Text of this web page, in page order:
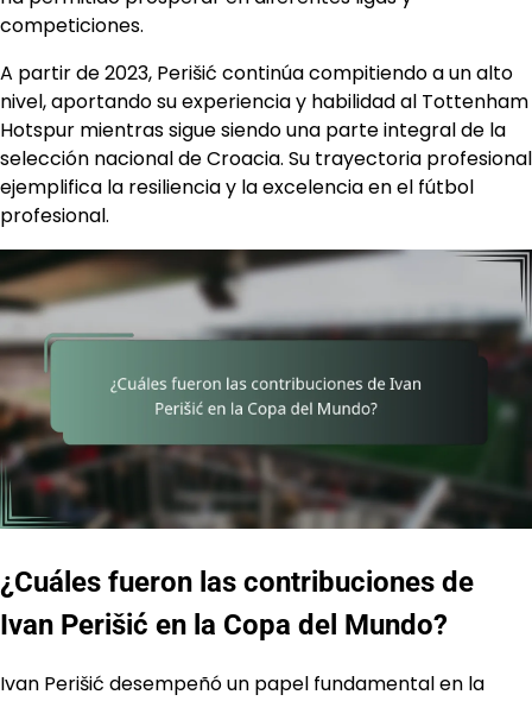
competiciones.
A partir de 2023, Perišić continúa compitiendo a un alto
nivel, aportando su experiencia y habilidad al Tottenham
Hotspur mientras sigue siendo una parte integral de la
selección nacional de Croacia. Su trayectoria profesional
ejemplifica la resiliencia y la excelencia en el fútbol
profesional.
¿Cuáles fueron las contribuciones de
Ivan Perišić en la Copa del Mundo?
Ivan Perišić desempeñó un papel fundamental en la